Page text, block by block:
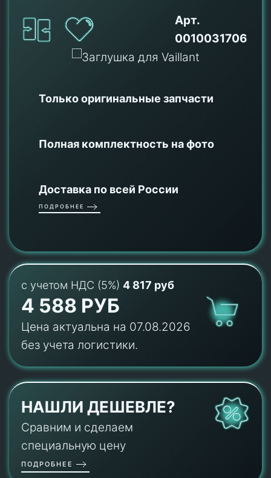
Арт.
0010031706
Только оригинальные запчасти
Полная комплектность на фото
Доставка по всей России
ПОДРОБНЕЕ
с учетом НДС (5%) 4 817 руб
4 588 РУБ
Цена актуальна на 07.08.2026
без учета логистики.
НАШЛИ ДЕШЕВЛЕ?
Сравним и сделаем
специальную цену
ПОДРОБНЕЕ